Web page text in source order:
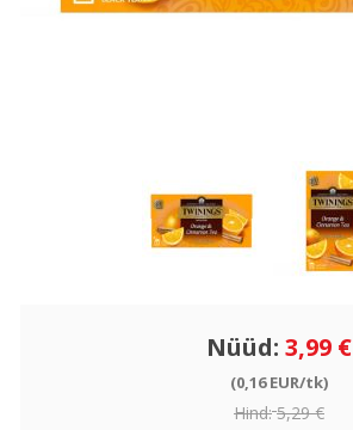
Nüüd: 3,99 €
(0,16 EUR/tk)
Hind: 5,29 €